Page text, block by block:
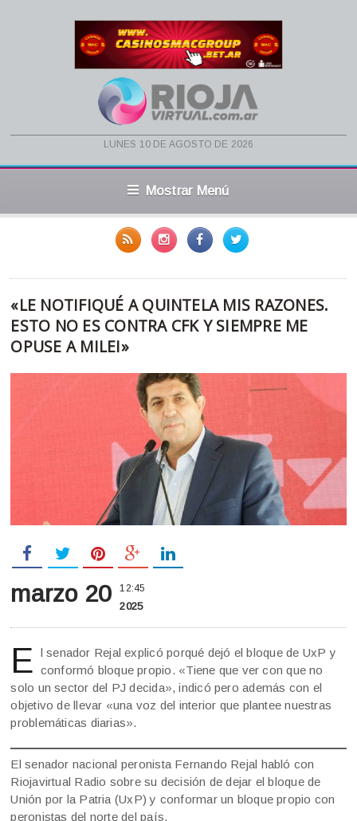
lunes 10 de agosto de 2026
Mostrar Menú
«LE NOTIFIQUÉ A QUINTELA MIS RAZONES.
ESTO NO ES CONTRA CFK Y SIEMPRE ME
OPUSE A MILEI»
marzo 20 12:45
2025
E l senador Rejal explicó porqué dejó el bloque de UxP y
conformó bloque propio. «Tiene que ver con que no
solo un sector del PJ decida», indicó pero además con el
objetivo de llevar «una voz del interior que plantee nuestras
problemáticas diarias».
El senador nacional peronista Fernando Rejal habló con
Riojavirtual Radio sobre su decisión de dejar el bloque de
Unión por la Patria (UxP) y conformar un bloque propio con
peronistas del norte del país.